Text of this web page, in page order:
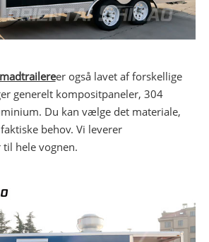
madtrailereer også lavet af forskellige
generelt kompositpaneler, 304
Du kan vælge det materiale,
behov. Vi leverer
hele vognen.